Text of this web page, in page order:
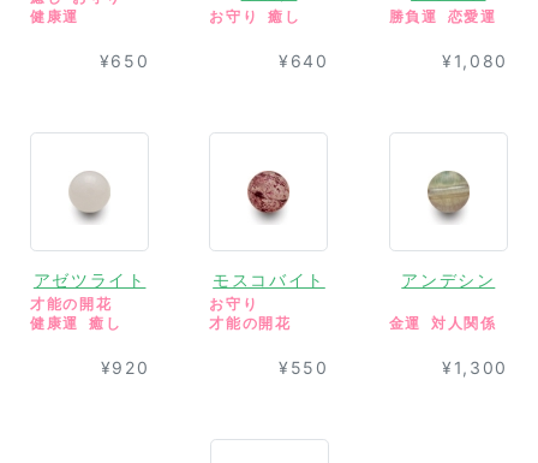
健康運
¥650
お守り 癒し
¥640
勝負運 恋愛運
¥1,080
アゼツライト
才能の開花
健康運
癒し
¥920
モスコバイト
お守り
才能の開花
¥550
アンデシン
金運 対人関係
¥1,300